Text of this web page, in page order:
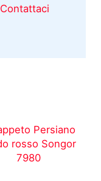
Contattaci